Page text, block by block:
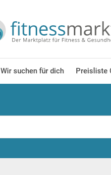
Wir suchen für dich Preisliste